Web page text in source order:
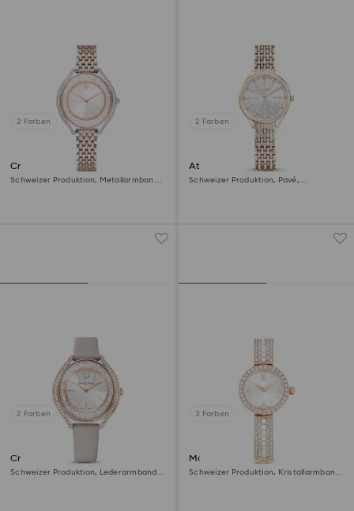
2 Farben
Crystalline aura Uhr
Schweizer Produktion, Metallarmband,
2 Farben
Attract Uhr
Schweizer Produktion, Pavé,
2 Farben
Crystalline aura Uhr
Schweizer Produktion, Lederarmband,
3 Farben
Matrix pearl Armreifuhr
Schweizer Produktion, Kristallarmband,